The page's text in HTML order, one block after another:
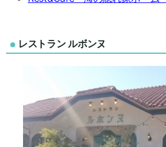
レストランルボンヌ